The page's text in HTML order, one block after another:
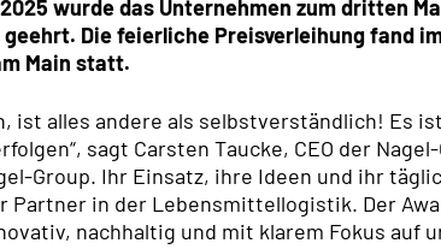
wurde das Unternehmen zum dritten
Die feierliche Preisverleihung fand
Main statt.
ist alles andere als selbstverständlich! Es
sagt Carsten Taucke, CEO der Nagel-
Group. Ihr Einsatz, ihre Ideen und ihr
Partner in der Lebensmittellogistik. Der
nachhaltig und mit klarem Fokus auf